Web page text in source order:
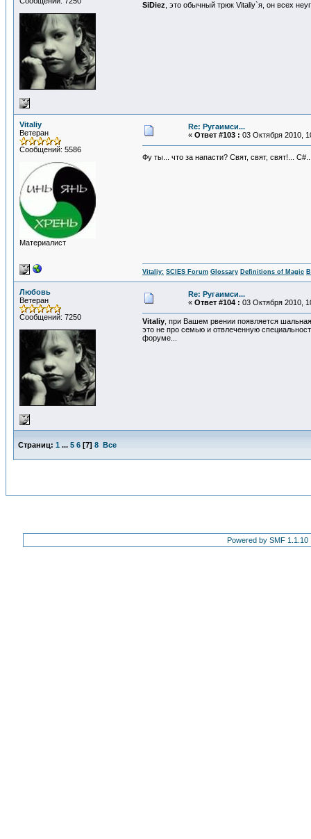
SiDiеz , это обычный трюк Vitaliy`я, он всех
Vitaliy
Ветеран
Сообщений: 5586
Материалист
Re: Ругаимси...
« Ответ #103 : 03 Октября 2010,
Фу ты... что за напасти? Свят, свят, свят!...
Vitaliy: SCIES Forum Glossary Definitions of Magic
Любовь
Ветеран
Сообщений: 7250
Re: Ругаимси...
« Ответ #104 : 03 Октября 2010,
Vitaliy , при Вашем рвении появляется
это не про семью и отвлеченную
форуме...
Страниц: 1 ... 5 6 [7] 8 Все
Powered by SMF 1.1.10